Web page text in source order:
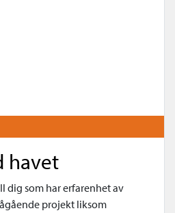
havet
dig som har erfarenhet av
projekt liksom